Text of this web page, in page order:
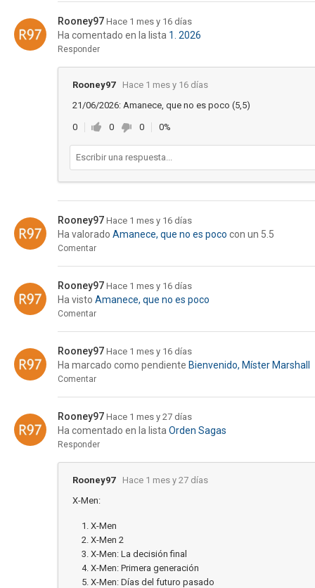
Rooney97 Hace 1 mes y 16 días
Ha comentado en la lista 1. 2026
Responder
Rooney97
Hace 1 mes y 16 días
21/06/2026: Amanece, que no es poco (5,5)
0 0 0 0%
Rooney97 Hace 1 mes y 16 días
Ha valorado Amanece, que no es poco con un 5.5
Comentar
Rooney97 Hace 1 mes y 16 días
Ha visto Amanece, que no es poco
Comentar
Rooney97 Hace 1 mes y 16 días
Ha marcado como pendiente Bienvenido, Míster Marshall
Comentar
Rooney97 Hace 1 mes y 27 días
Ha comentado en la lista Orden Sagas
Responder
Rooney97
Hace 1 mes y 27 días
X-Men:
X-Men
X-Men 2
X-Men: La decisión final
X-Men: Primera generación
X-Men: Días del futuro pasado